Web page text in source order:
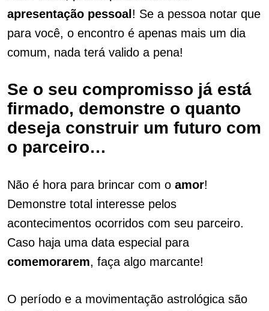
apresentação pessoal ! Se a pessoa notar que
para você, o encontro é apenas mais um dia
comum, nada terá valido a pena!
Se o seu compromisso já está
firmado, demonstre o quanto
deseja construir um futuro com
o parceiro…
Não é hora para brincar com o amor!
Demonstre total interesse pelos
acontecimentos ocorridos com seu parceiro.
Caso haja uma data especial para
comemorarem, faça algo marcante!
O período e a movimentação astrológica são